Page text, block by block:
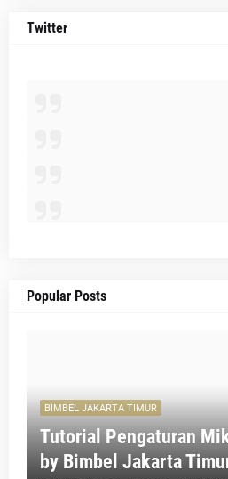
Twitter
Popular Posts
BIMBEL JAKARTA TIMUR
Tutorial Pengaturan
by Bimbel Jakarta